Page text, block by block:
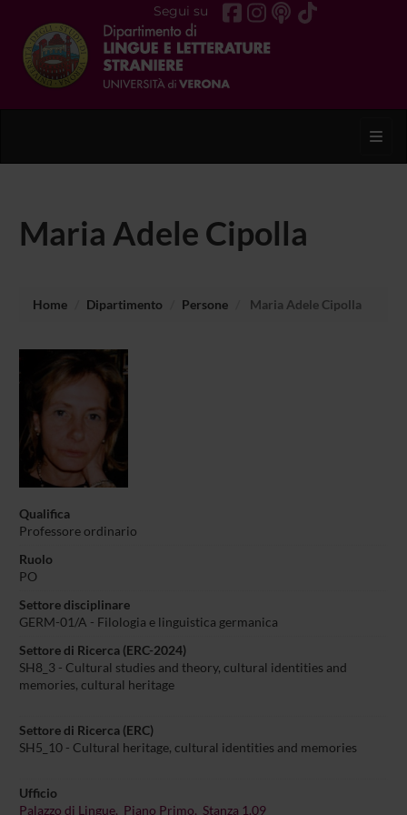
Segui su
Maria Adele Cipolla
Home Dipartimento Persone Maria Adele Cipolla
Qualifica
Professore ordinario
Ruolo
PO
Settore disciplinare
GERM-01/A - Filologia e linguistica germanica
Settore di Ricerca (ERC-2024)
SH8_3 - Cultural studies and theory, cultural identities and
memories, cultural heritage
Settore di Ricerca (ERC)
SH5_10 - Cultural heritage, cultural identities and memories
Ufficio
Palazzo di Lingue, Piano Primo, Stanza 1.09